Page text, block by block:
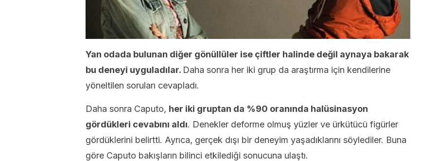
Yan odada bulunan diğer gönüllüler ise çiftler halinde değil aynaya bakarak
bu deneyi uyguladılar. Daha sonra her iki grup da araştırma için kendilerine
yöneltilen soruları cevapladı.
Daha sonra Caputo, her iki gruptan da %90 oranında halüsinasyon
gördükleri cevabını aldı. Denekler deforme olmuş yüzler ve ürkütücü figürler
gördüklerini belirtti. Ayrıca, gerçek dışı bir deneyim yaşadıklarını söylediler. Buna
göre Caputo bakışların bilinci etkilediği sonucuna ulaştı.